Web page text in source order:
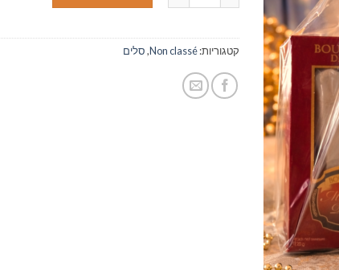
קטגוריות:Non classé
,סלים